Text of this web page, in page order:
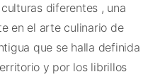
diferentes , una
en el arte culinario de
que se halla definida
y por los librillos